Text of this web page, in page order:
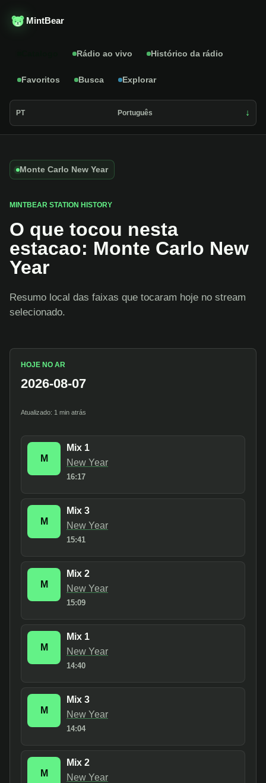
MintBear
Rádio ao vivo Histórico da rádio
Favoritos Busca Explorar
PT Português
Monte Carlo New Year
MINTBEAR STATION HISTORY
O que tocou nesta
estacao: Monte Carlo New
Year
Resumo local das faixas que tocaram hoje no stream
selecionado.
HOJE NO AR
2026-08-07
Atualizado: 1 min atrás
M
Mix 1
New Year
16:17
M
Mix 3
New Year
15:41
M
Mix 2
New Year
15:09
M
Mix 1
New Year
14:40
M
Mix 3
New Year
14:04
M
Mix 2
New Year